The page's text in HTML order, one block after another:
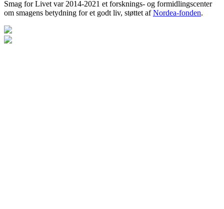
Smag for Livet var 2014-2021 et forsknings- og formidlingscenter
om smagens betydning for et godt liv, støttet afNordea-fonden.